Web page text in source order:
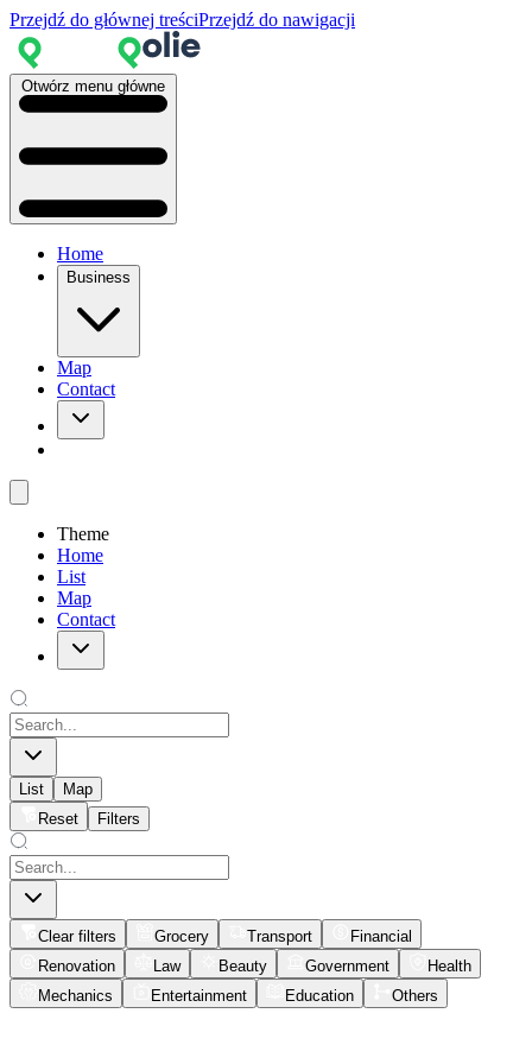
Przejdź do głównej treściPrzejdź do nawigacji
Otwórz menu główne
Home
Business
Map
Contact
Theme
Home
List
Map
Contact
List
Map
Reset
Filters
Clear filters Grocery Transport
Financial
Renovation
Law Beauty Government
Health
Mechanics
Entertainment Education Others